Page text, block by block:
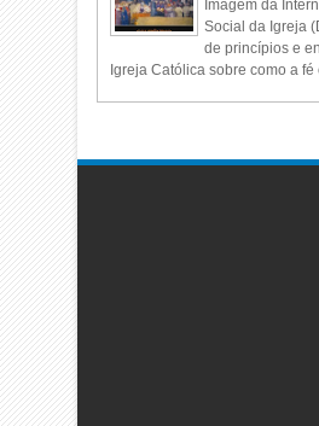
Imagem da
Social da Igreja
de princípios e
Igreja Católica sobre como a fé